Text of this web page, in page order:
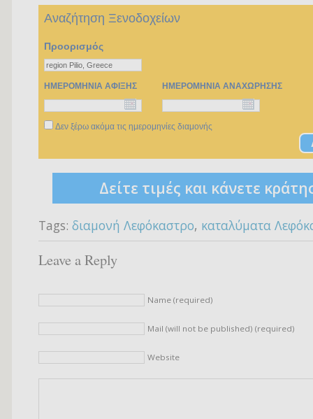
Αναζήτηση Ξενοδοχείων
Προορισμός
ΗΜΕΡΟΜΗΝΙΑ ΑΦΙΞΗΣ ΗΜΕΡΟΜΗΝΙΑ ΑΝΑΧΩΡΗΣΗΣ
Δεν ξέρω ακόμα τις ημερομηνίες διαμονής
Δείτε τιμές και κάνετε
Tags: διαμονή Λεφόκαστρο, καταλύματα
Leave a Reply
Name (required)
Mail (will not be published) (required)
Website